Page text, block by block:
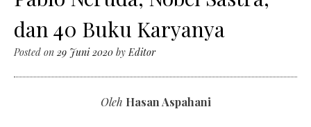
dan 40 Buku Karyanya
Posted on 29 Juni 2020 byEditor
Oleh Hasan Aspahani